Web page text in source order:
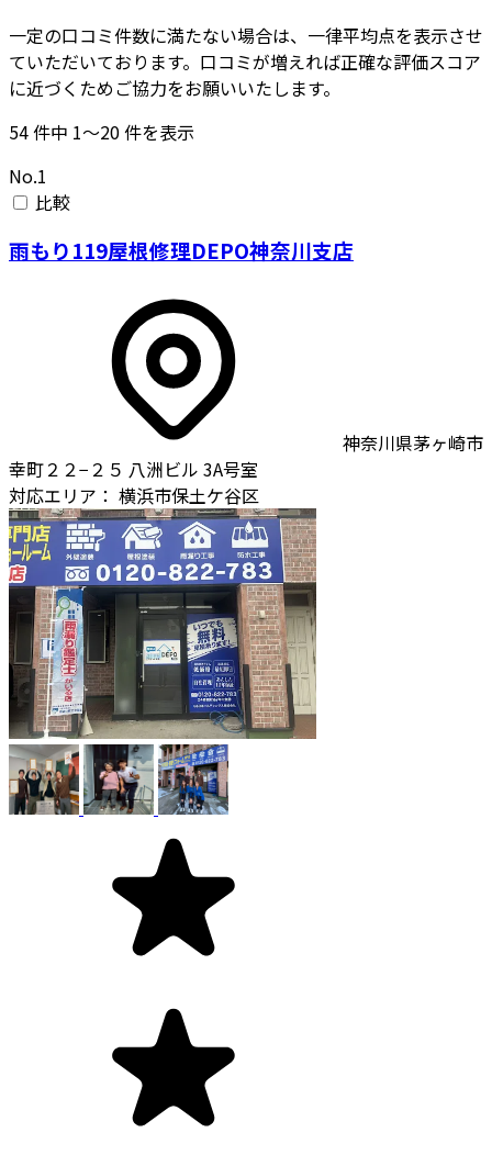
一定の口コミ件数に満たない場合は、一律平均点を表示させ
ていただいております。口コミが増えれば正確な評価スコア
に近づくためご協力をお願いいたします。
54件中 1〜20件を表示
No.1
比較
雨もり119屋根修理DEPO神奈川支店
神奈川県茅ヶ崎市
幸町２２−２５ 八洲ビル 3A号室
対応エリア： 横浜市保土ケ谷区